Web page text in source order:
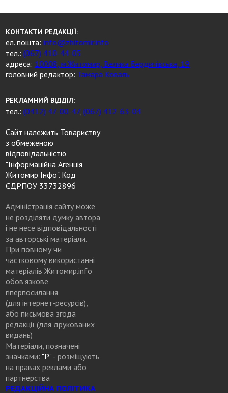
КОНТАКТИ РЕДАКЦІЇ:
ел. пошта:info@zhitomir.info
тел.:(067) 410-44-05
адреса: 10008, м.Житомир, Велика Бердичівська, 19
головний редактор: Тамара Коваль
РЕКЛАМНИЙ ВІДДІЛ:
тел.:(0412) 47-00-47,(067) 412-63-04
Сайт належить Товариству
з обмеженою
відповідальністю
"Інформаційна Агенція
Житомир Інфо". Код
ЄДРПОУ 33732896
Адміністрація сайту може
не розділяти думку автора
і не несе відповідальності
за авторські матеріали.
При повному чи
частковому використанні
матеріалів Житомир.info
обов’язкове
гіперпосилання
(для інтернет-ресурсів),
або письмова згода
редакції (для друкованих
видань)
Матеріали, позначені
значками: "Р"- розміщують
на правах реклами або
партнерства
РЕДАКЦІЙНА ПОЛІТИКА